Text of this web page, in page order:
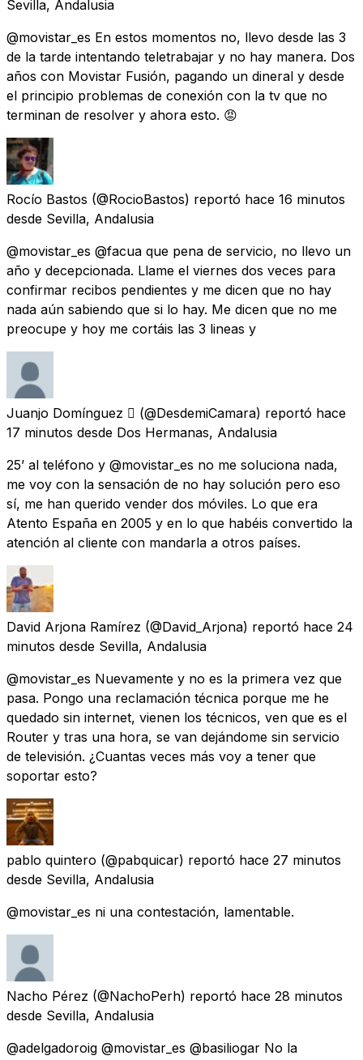
Sevilla, Andalusia
@movistar_es En estos momentos no, llevo desde las 3
de la tarde intentando teletrabajar y no hay manera. Dos
años con Movistar Fusión, pagando un dineral y desde
el principio problemas de conexión con la tv que no
terminan de resolver y ahora esto. 😡
Rocío Bastos (@RocioBastos) reportó hace 16 minutos
desde Sevilla, Andalusia
@movistar_es @facua que pena de servicio, no llevo un
año y decepcionada. Llame el viernes dos veces para
confirmar recibos pendientes y me dicen que no hay
nada aún sabiendo que si lo hay. Me dicen que no me
preocupe y hoy me cortáis las 3 lineas y
Juanjo Domínguez  (@DesdemiCamara) reportó hace
17 minutos desde Dos Hermanas, Andalusia
25’ al teléfono y @movistar_es no me soluciona nada,
me voy con la sensación de no hay solución pero eso
sí, me han querido vender dos móviles. Lo que era
Atento España en 2005 y en lo que habéis convertido la
atención al cliente con mandarla a otros países.
David Arjona Ramírez (@David_Arjona) reportó hace 24
minutos desde Sevilla, Andalusia
@movistar_es Nuevamente y no es la primera vez que
pasa. Pongo una reclamación técnica porque me he
quedado sin internet, vienen los técnicos, ven que es el
Router y tras una hora, se van dejándome sin servicio
de televisión. ¿Cuantas veces más voy a tener que
soportar esto?
pablo quintero (@pabquicar) reportó hace 27 minutos
desde Sevilla, Andalusia
@movistar_es ni una contestación, lamentable.
Nacho Pérez (@NachoPerh) reportó hace 28 minutos
desde Sevilla, Andalusia
@adelgadoroig @movistar_es @basiliogar No la